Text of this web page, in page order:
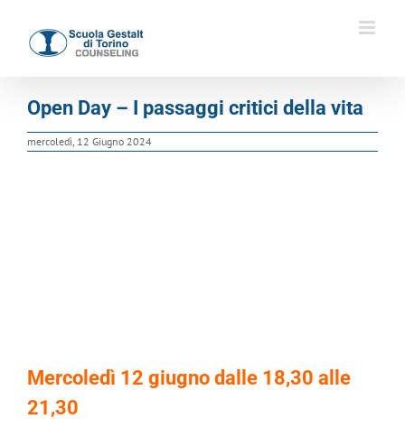
contenuto
Open Day – I passaggi critici della vita
mercoledì, 12 Giugno 2024
Mercoledì 12 giugno dalle 18,30 alle
21,30